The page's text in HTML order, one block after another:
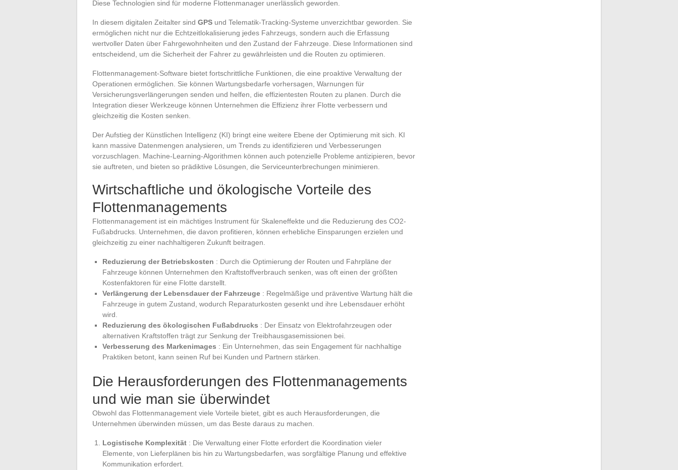
Diese Technologien sind für moderne Flottenmanager unerlässlich geworden.
In diesem digitalen Zeitalter sind GPS und Telematik-Tracking-Systeme unverzichtbar geworden. Sie
ermöglichen nicht nur die Echtzeitlokalisierung jedes Fahrzeugs, sondern auch die Erfassung
wertvoller Daten über Fahrgewohnheiten und den Zustand der Fahrzeuge. Diese Informationen sind
entscheidend, um die Sicherheit der Fahrer zu gewährleisten und die Routen zu optimieren.
Flottenmanagement-Software bietet fortschrittliche Funktionen, die eine proaktive Verwaltung der
Operationen ermöglichen. Sie können Wartungsbedarfe vorhersagen, Warnungen für
Versicherungsverlängerungen senden und helfen, die effizientesten Routen zu planen. Durch die
Integration dieser Werkzeuge können Unternehmen die Effizienz ihrer Flotte verbessern und
gleichzeitig die Kosten senken.
Der Aufstieg der Künstlichen Intelligenz (KI) bringt eine weitere Ebene der Optimierung mit sich. KI
kann massive Datenmengen analysieren, um Trends zu identifizieren und Verbesserungen
vorzuschlagen. Machine-Learning-Algorithmen können auch potenzielle Probleme antizipieren, bevor
sie auftreten, und bieten so prädiktive Lösungen, die Serviceunterbrechungen minimieren.
Wirtschaftliche und ökologische Vorteile des
Flottenmanagements
Flottenmanagement ist ein mächtiges Instrument für Skaleneffekte und die Reduzierung des CO2-
Fußabdrucks. Unternehmen, die davon profitieren, können erhebliche Einsparungen erzielen und
gleichzeitig zu einer nachhaltigeren Zukunft beitragen.
Reduzierung der Betriebskosten : Durch die Optimierung der Routen und Fahrpläne der
Fahrzeuge können Unternehmen den Kraftstoffverbrauch senken, was oft einen der größten
Kostenfaktoren für eine Flotte darstellt.
Verlängerung der Lebensdauer der Fahrzeuge : Regelmäßige und präventive Wartung hält die
Fahrzeuge in gutem Zustand, wodurch Reparaturkosten gesenkt und ihre Lebensdauer erhöht
wird.
Reduzierung des ökologischen Fußabdrucks : Der Einsatz von Elektrofahrzeugen oder
alternativen Kraftstoffen trägt zur Senkung der Treibhausgasemissionen bei.
Verbesserung des Markenimages : Ein Unternehmen, das sein Engagement für nachhaltige
Praktiken betont, kann seinen Ruf bei Kunden und Partnern stärken.
Die Herausforderungen des Flottenmanagements
und wie man sie überwindet
Obwohl das Flottenmanagement viele Vorteile bietet, gibt es auch Herausforderungen, die
Unternehmen überwinden müssen, um das Beste daraus zu machen.
Logistische Komplexität : Die Verwaltung einer Flotte erfordert die Koordination vieler
Elemente, von Lieferplänen bis hin zu Wartungsbedarfen, was sorgfältige Planung und effektive
Kommunikation erfordert.